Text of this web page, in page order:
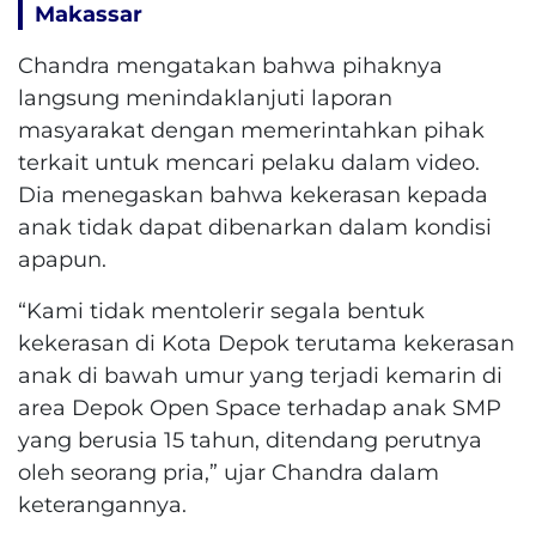
Makassar
Chandra mengatakan bahwa pihaknya
langsung menindaklanjuti laporan
masyarakat dengan memerintahkan pihak
terkait untuk mencari pelaku dalam video.
Dia menegaskan bahwa kekerasan kepada
anak tidak dapat dibenarkan dalam kondisi
apapun.
“Kami tidak mentolerir segala bentuk
kekerasan di Kota Depok terutama kekerasan
anak di bawah umur yang terjadi kemarin di
area Depok Open Space terhadap anak SMP
yang berusia 15 tahun, ditendang perutnya
oleh seorang pria,” ujar Chandra dalam
keterangannya.